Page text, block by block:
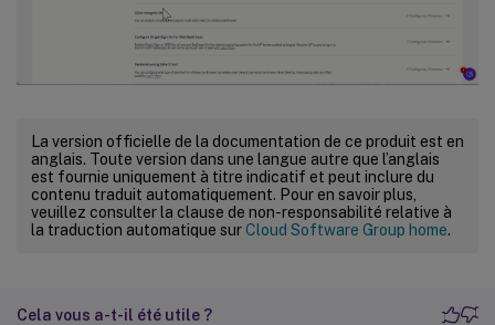
La version officielle de la documentation de ce produit est en
anglais. Toute version dans une langue autre que l’anglais
est fournie uniquement à titre indicatif et peut inclure du
contenu traduit automatiquement. Pour en savoir plus,
veuillez consulter la clause de non-responsabilité relative à
la traduction automatique surCloud Software Group home.
Cela vous a-t-il été utile ?